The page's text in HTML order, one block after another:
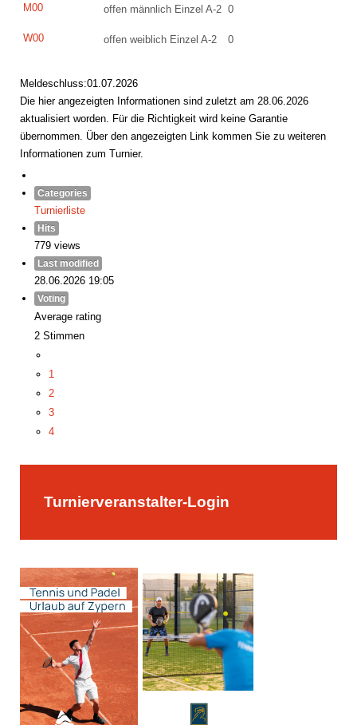
M00 offen männlich Einzel A-2 0
W00 offen weiblich Einzel A-2 0
Meldeschluss:01.07.2026
Die hier angezeigten Informationen sind zuletzt am 28.06.2026
aktualisiert worden. Für die Richtigkeit wird keine Garantie
übernommen. Über den angezeigten Link kommen Sie zu weiteren
Informationen zum Turnier.
Categories
Turnierliste
Hits
779 views
Last modified
28.06.2026 19:05
Voting
Average rating
2 Stimmen
1
2
3
4
Turnierveranstalter-Login